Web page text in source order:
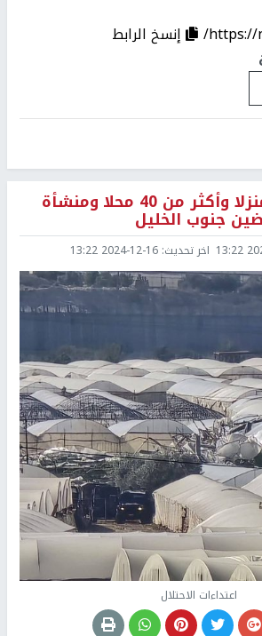
https://
إنسخ الرابط
الاحتلال يهدم منزلا وأكثر من 40 محلا ومنشأة
جنوب الخليل
اخر تحديث: 2024-12-16 13:22
اعتداءات الاحتلال